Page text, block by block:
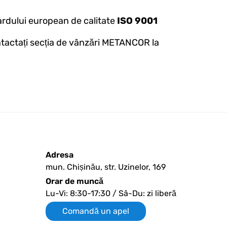
european de calitate ISO 9001
secția de vânzări METANCOR la
Adresa
mun. Chișinău, str. Uzinelor, 169
Orar de muncă
Lu-Vi: 8:30-17:30 / Sâ-Du: zi liberă
Comandă un apel